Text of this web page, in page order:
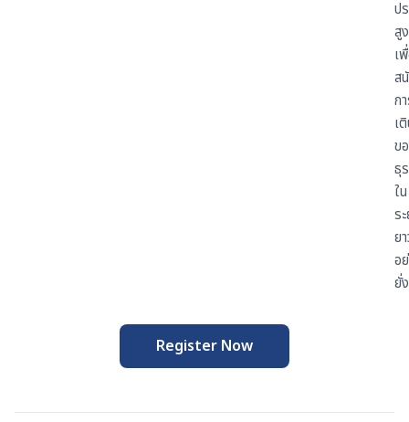
ป
สูง
เ
ส
ก
เ
ข
ธุ
ใน
ร
ย
อ
ยั่
Register Now